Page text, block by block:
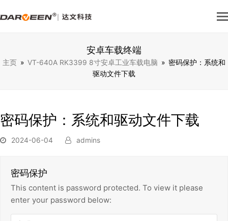
安卓车载终端
主页 » VT-640A RK3399 8寸安卓工业车载电脑 » 密码保护：系统和
驱动文件下载
密码保护：系统和驱动文件下载
2024-06-04 admins
密码保护
This content is password protected. To view it please
enter your password below: